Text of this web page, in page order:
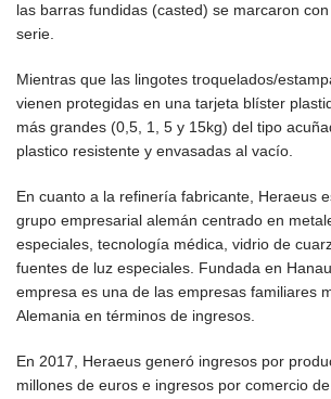
las barras fundidas (casted) se marcaron
serie.
Mientras que las lingotes troquelados/
vienen protegidas en una tarjeta blíster
más grandes (0,5, 1, 5 y 15kg) del tipo
plastico resistente y envasadas al vacío.
En cuanto a la refinería fabricante, Heraeus
grupo empresarial alemán centrado en
especiales, tecnología médica, vidrio de
fuentes de luz especiales. Fundada en
empresa es una de las empresas familiares
Alemania en términos de ingresos.
En 2017, Heraeus generó ingresos por
millones de euros e ingresos por comercio